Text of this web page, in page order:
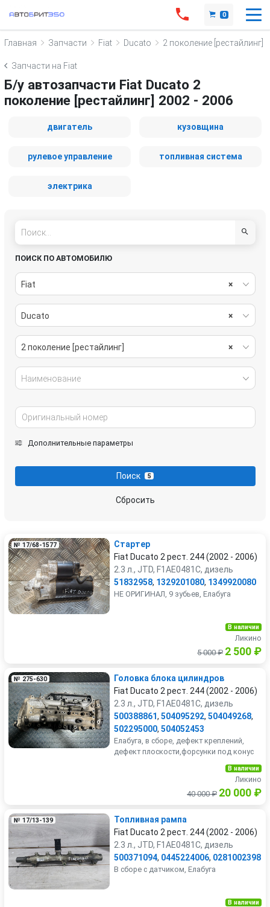
0
Главная Запчасти Fiat Ducato 2 поколение [рестайлинг]
Запчасти на Fiat
Б/у автозапчасти Fiat Ducato 2
поколение [рестайлинг] 2002 - 2006
двигатель кузовщина
рулевое управление топливная система
электрика
ПОИСК ПО АВТОМОБИЛЮ
×
Fiat
×
Ducato
×
2 поколение [рестайлинг]
Наименование
Дополнительные параметры
Поиск 5
Сбросить
№ 17/68-1577
Стартер
Fiat Ducato 2 рест. 244 (2002 - 2006)
2.3 л., JTD, F1AE0481C, дизель
51832958, 1329201080, 1349920080
НЕ ОРИГИНАЛ, 9 зубьев, Елабуга
В наличии
Ликино
5 000 ₽ 2 500 ₽
№ 275-630
Головка блока цилиндров
Fiat Ducato 2 рест. 244 (2002 - 2006)
2.3 л., JTD, F1AE0481C, дизель
500388861, 504095292, 504049268,
502295000, 504052453
Елабуга, в сборе, дефект креплений,
дефект плоскости,форсунки под конус
В наличии
Ликино
40 000 ₽ 20 000 ₽
№ 17/13-139
Топливная рампа
Fiat Ducato 2 рест. 244 (2002 - 2006)
2.3 л., JTD, F1AE0481C, дизель
500371094, 0445224006, 0281002398
В сборе с датчиком, Елабуга
В наличии